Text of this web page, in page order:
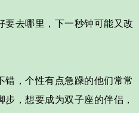
去哪里，下一秒钟可能又改
，个性有点急躁的他们常常
，想要成为双子座的伴侣，